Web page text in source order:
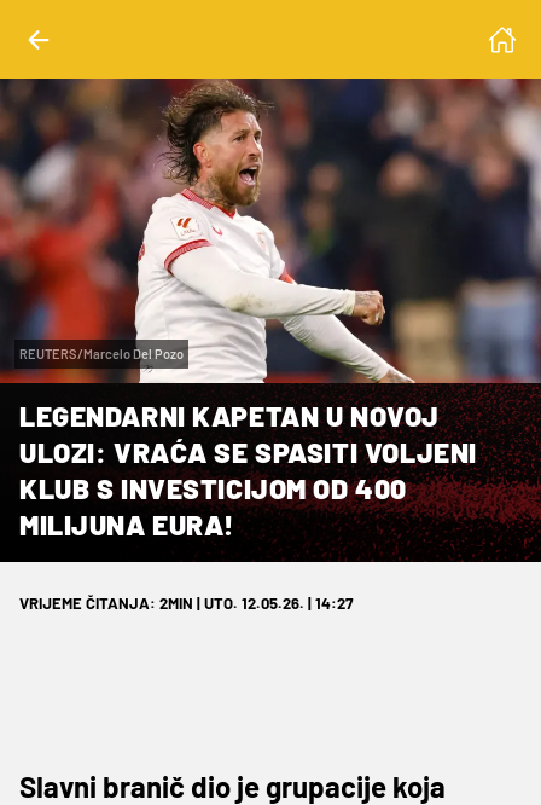
REUTERS/Marcelo Del Pozo
LEGENDARNI KAPETAN U NOVOJ
ULOZI: VRAĆA SE SPASITI VOLJENI
KLUB S INVESTICIJOM OD 400
MILIJUNA EURA!
VRIJEME ČITANJA: 2MIN | UTO. 12.05.26. | 14:27
Slavni branič dio je grupacije koja